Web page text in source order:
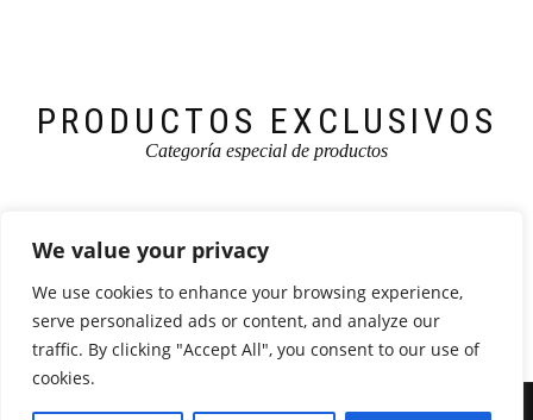
We value your privacy
We use cookies to enhance your browsing experience,
serve personalized ads or content, and analyze our
traffic. By clicking "Accept All", you consent to our use of
cookies.
PRODUCTOS EXCLUSIVOS
Categoría especial de productos
ShopIslefunciona conWordPress